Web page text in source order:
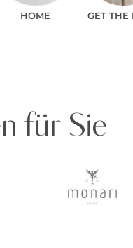
HOME GET THE
für Sie